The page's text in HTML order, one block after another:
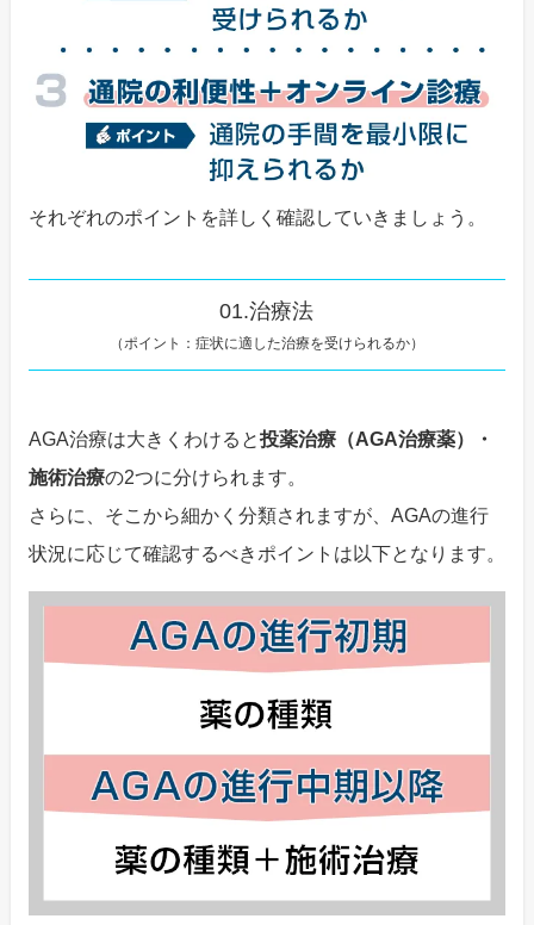
それぞれのポイントを詳しく確認していきましょう。
01.治療法
（ポイント：症状に適した治療を受けられるか）
AGA治療は大きくわけると投薬治療（AGA治療薬）・
施術治療の2つに分けられます。
さらに、そこから細かく分類されますが、AGAの進行
状況に応じて確認するべきポイントは以下となります。